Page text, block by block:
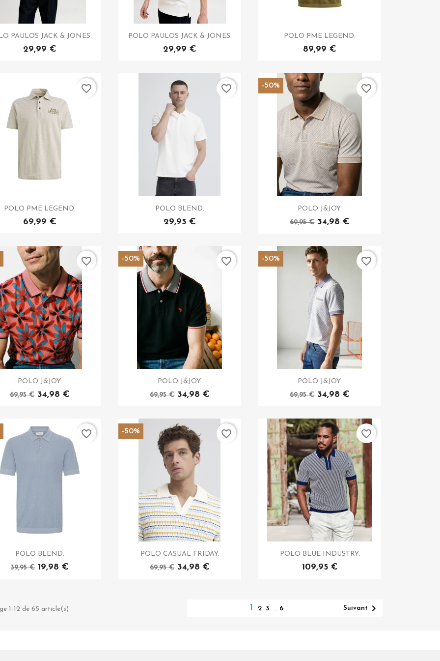
PAULOS JACK & JONES.
29,99 €
POLO PAULOS JACK & JONES.
29,99 €
POLO PME LEGEND.
89,99 €
POLO PME LEGEND.
69,99 €
favorite_border
POLO BLEND.
29,95 €
favorite_border
POLO J&JOY.
69,95 € 34,98 €
-50% favorite_border
POLO J&JOY.
69,95 € 34,98 €
favorite_border
POLO J&JOY.
69,95 € 34,98 €
-50% favorite_border
POLO J&JOY.
69,95 € 34,98 €
-50% favorite_border
POLO BLEND.
39,95 € 19,98 €
favorite_border
POLO CASUAL FRIDAY.
69,95 € 34,98 €
-50% favorite_border
POLO BLUE INDUSTRY.
109,95 €
favorite_border
1-12 de 65 article(s) 1 2 3 … 6 Suivant 